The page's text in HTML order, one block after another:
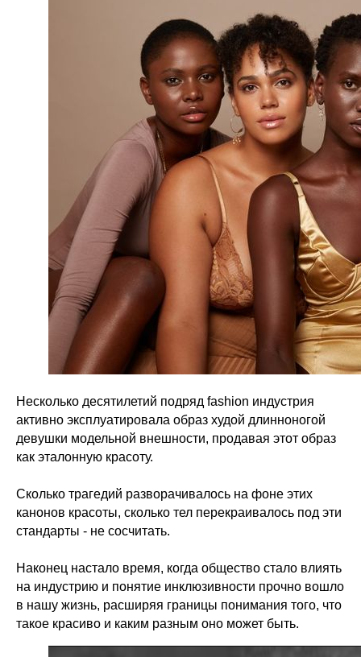
Несколько десятилетий подряд fashion индустрия
активно эксплуатировала образ худой длинноногой
девушки модельной внешности, продавая этот образ
как эталонную красоту.
Сколько трагедий разворачивалось на фоне этих
канонов красоты, сколько тел перекраивалось под эти
стандарты - не сосчитать.
Наконец настало время, когда общество стало влиять
на индустрию и понятие инклюзивности прочно вошло
в нашу жизнь, расширяя границы понимания того, что
такое красиво и каким разным оно может быть.